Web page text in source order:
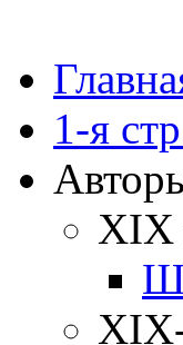
1-я
XIX